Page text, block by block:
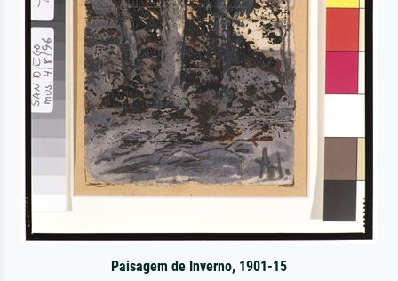
Paisagem de Inverno, 1901-15